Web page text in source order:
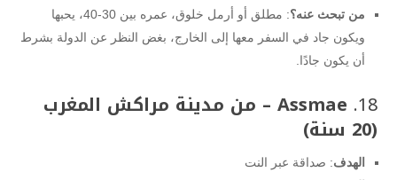
من تبحث عنه؟
: مطلق أو أرمل خلوق، عمره بين 30-40، يحبها
ويكون جاد في السفر معها إلى الخارج، بغض النظر عن الدولة بشرط
أن يكون جادًا.
18. Assmae – من مدينة مراكش المغرب
(20 سنة)
الهدف: صداقة عبر النت